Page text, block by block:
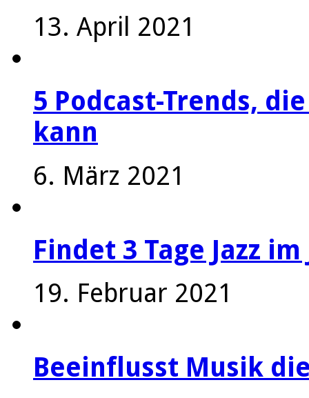
13. April 2021
5 Podcast-Trends,
kann
6. März 2021
Findet 3 Tage Jazz
19. Februar 2021
Beeinflusst Musik